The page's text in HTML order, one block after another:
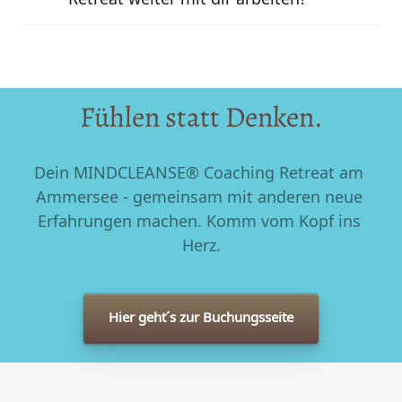
Ausgangsbasis für ein individuelles 1:1
Hypnosecoaching mit mir. Du kannst auch ein
HypnoReset Mentaltraining besuchen. Oder
deine persönliche Entwicklung nachhaltig zu
vertiefen.
Fühlen statt Denken.
Dein MINDCLEANSE® Coaching Retreat am
Ammersee - gemeinsam mit anderen neue
Erfahrungen machen. Komm vom Kopf ins
Herz.
Hier geht´s zur Buchungsseite